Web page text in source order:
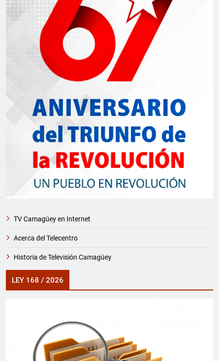
TV Camagüey en Internet
Acerca del Telecentro
Historia de Televisión Camagüey
LEY 168 / 2026